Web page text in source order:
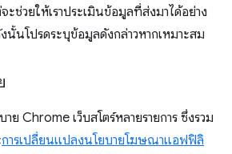
ช่วยให้เราประเมินข้อมูลที่ส่งมาได้อย่าง
นั้นโปรดระบุข้อมูลดังกล่าวหากเหมาะสม
าย Chrome เว็บสโตร์หลายรายการ ซึ่งรวม
การเปลี่ยนแปลงนโยบายโฆษณาแอฟฟิลิ